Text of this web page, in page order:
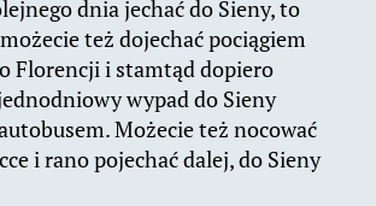
dnia jechać do Sieny, to
też dojechać pociągiem
Florencji i stamtąd dopiero
wypad do Sieny
Możecie też nocować
i rano pojechać dalej, do Sieny